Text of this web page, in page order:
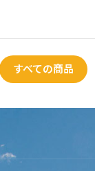
すべての商品